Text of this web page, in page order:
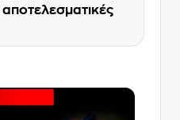
αποτελεσματικές